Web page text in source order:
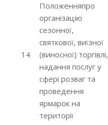
14
Положенняпро
організацію
сезонної,
святкової, виїзної
(виносної) торгівлі,
надання послуг у
сфері розваг та
проведення
ярмарок на
території